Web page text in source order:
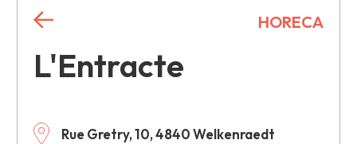
L'Entracte
Rue Gretry, 10, 4840 Welkenraedt
HORECA
+
−